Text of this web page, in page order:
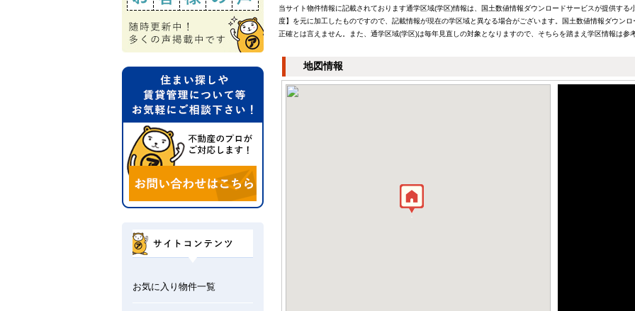
当サイト物件情報に記載されております通学区域(学区)情報は、国土数値情報ダウンロードサービスが提供す
度】を元に加工したものですので、記載情報が現在の学区域と異なる場合がございます。国土数値情報ダウン
正確とは言えません。また、通学区域(学区)は毎年見直しの対象となりますので、そちらを踏まえ学区情報は参
地図情報
お気に入り物件一覧